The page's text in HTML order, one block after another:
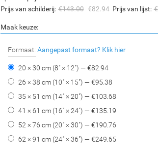
Prijs van schilderij: €143.00 €82.94 Prijs van lijst: €
Maak keuze:
Formaat: Aangepast formaat? Klik hier
20 × 30 cm (8" × 12") — €82.94
26 × 38 cm (10" × 15") — €95.38
35 × 51 cm (14" × 20") — €103.68
41 × 61 cm (16" × 24") — €135.19
52 × 76 cm (20" × 30") — €190.76
62 × 91 cm (24" × 36") — €249.65